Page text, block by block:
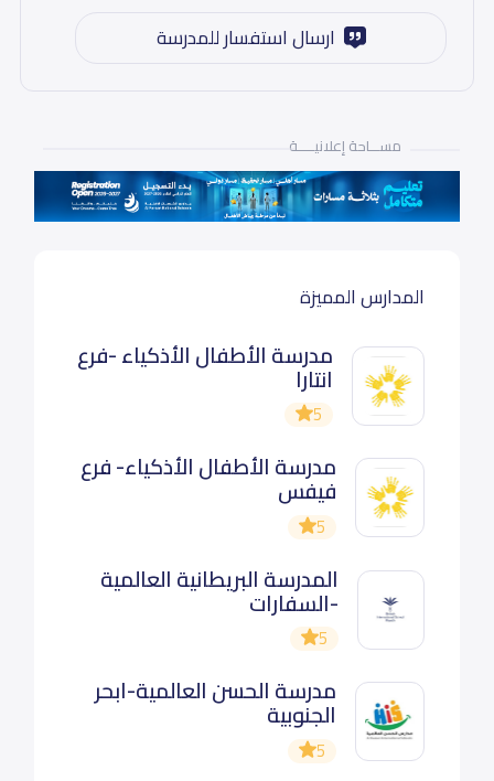
ارسال استفسار للمدرسة
مســـاحة إعلانيـــــة
المدارس المميزة
مدرسة الأطفال الأذكياء -فرع
انتارا
5
مدرسة الأطفال الأذكياء- فرع
فيفس
5
المدرسة البريطانية العالمية
-السفارات
5
مدرسة الحسن العالمية-ابحر
الجنوبية
5